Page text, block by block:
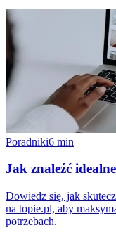
Poradniki6 min
Jak znaleźć
Dowiedz się, jak
na topie.pl, aby
potrzebach.